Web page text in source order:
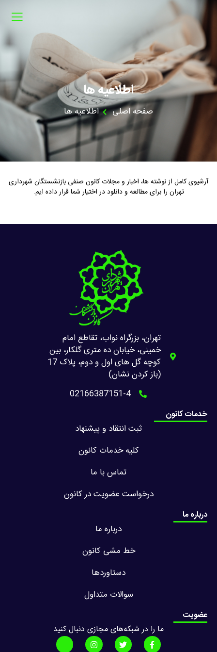
اطلاعیه ها
صفحه اصلی اطلاعیه ها
آرشیوی کامل از نوشته ها، اخبار و مجلات کانون صنفی بازنشستگان شهرداری
تهران را برای مطالعه و دانلود در اختیار شما قرار داده ایم.
تهران، بزرگراه نواب، تقاطع امام
خمینی، خیابان ده متری گلکار، بین
کوچه گل های اول و دوم، پلاک 17
(باز کردن نشان)
02166387151-4
خدمات کانون
ثبت انتقاد و پیشنهاد
کلیه خدمات کانون
تماس با ما
درخواست عضویت در کانون
درباره ما
درباره ما
خط مشی کانون
دستاوردها
سوالات متداول
عضویت
ما را در شبکه‌های مجازی دنبال کنید